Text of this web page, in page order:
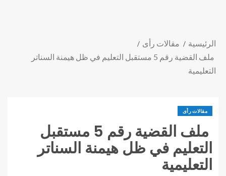
الرئيسية
مقالات رأى
ملف القضية رقم 5 مستقبل التعليم في ظل هيمنة السناتر
التعليمية
مقالات رأى
ملف القضية رقم 5 مستقبل
التعليم في ظل هيمنة السناتر
التعليمية